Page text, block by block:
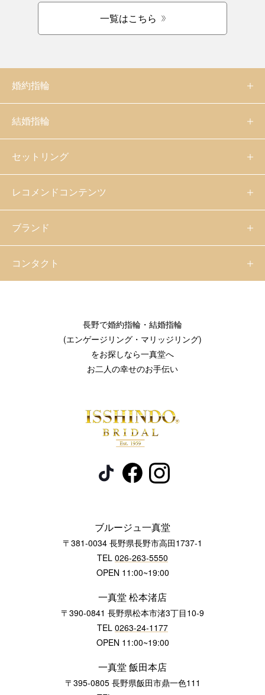
一覧はこちら
婚約指輪
結婚指輪
セットリング
レコメンドコンテンツ
ブランド
コンタクト
長野で婚約指輪・結婚指輪
(エンゲージリング・マリッジリング)
をお探しなら一真堂へ
お二人の幸せのお手伝い
ブルージュ一真堂
〒381-0034 長野県長野市高田1737-1
TEL 026-263-5550
OPEN 11:00~19:00
一真堂 松本渚店
〒390-0841 長野県松本市渚3丁目10-9
TEL 0263-24-1177
OPEN 11:00~19:00
一真堂 飯田本店
〒395-0805 長野県飯田市鼎一色111